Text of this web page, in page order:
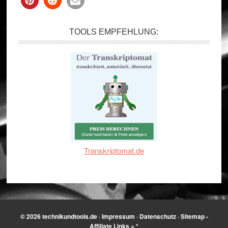
TOOLS EMPFEHLUNG:
Transkriptomat.de
© 2026technikundtools.de·Impressum · Datenschutz·Sitemap-
Affiliate Links = *